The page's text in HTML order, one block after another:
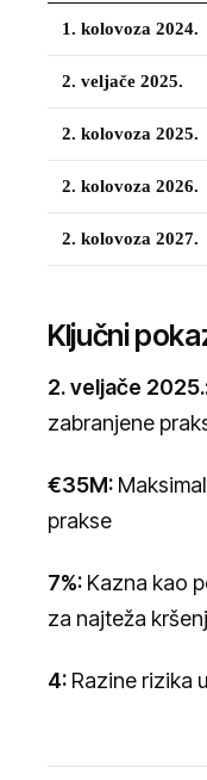
1. kolovoza 2024.
2. veljače 2025.
2. kolovoza 2025.
2. kolovoza 2026.
2. kolovoza 2027.
Ključni
2. veljače
zabranjene
€35M:
prakse
7%: Kazna kao
za najteža
4: Razine rizika